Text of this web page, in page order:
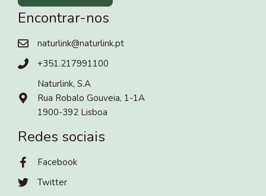
Encontrar-nos
naturlink@naturlink.pt
+351.217991100
Naturlink, S.A
Rua Robalo Gouveia, 1-1A
1900-392 Lisboa
Redes sociais
Facebook
Twitter